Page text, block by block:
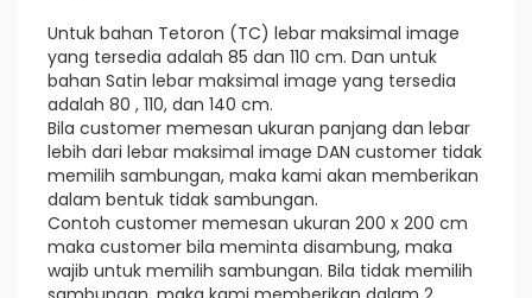
Untuk bahan Tetoron (TC) lebar maksimal image
yang tersedia adalah 85 dan 110 cm. Dan untuk
bahan Satin lebar maksimal image yang tersedia
adalah 80 , 110, dan 140 cm.
Bila customer memesan ukuran panjang dan lebar
lebih dari lebar maksimal image DAN customer tidak
memilih sambungan, maka kami akan memberikan
dalam bentuk tidak sambungan.
Contoh customer memesan ukuran 200 x 200 cm
maka customer bila meminta disambung, maka
wajib untuk memilih sambungan. Bila tidak memilih